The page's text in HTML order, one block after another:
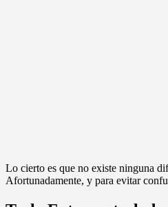
Lo cierto es que no existe ninguna
Afortunadamente, y para evitar